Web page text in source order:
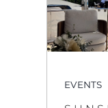
EVENTS